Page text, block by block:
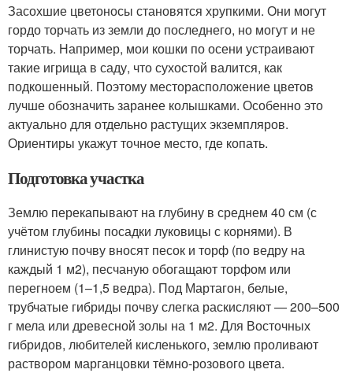
Засохшие цветоносы становятся хрупкими. Они могут
гордо торчать из земли до последнего, но могут и не
торчать. Например, мои кошки по осени устраивают
такие игрища в саду, что сухостой валится, как
подкошенный. Поэтому месторасположение цветов
лучше обозначить заранее колышками. Особенно это
актуально для отдельно растущих экземпляров.
Ориентиры укажут точное место, где копать.
Подготовка участка
Землю перекапывают на глубину в среднем 40 см (с
учётом глубины посадки луковицы с корнями). В
глинистую почву вносят песок и торф (по ведру на
каждый 1 м2), песчаную обогащают торфом или
перегноем (1–1,5 ведра). Под Мартагон, белые,
трубчатые гибриды почву слегка раскисляют — 200–500
г мела или древесной золы на 1 м2. Для Восточных
гибридов, любителей кисленького, землю проливают
раствором марганцовки тёмно-розового цвета.